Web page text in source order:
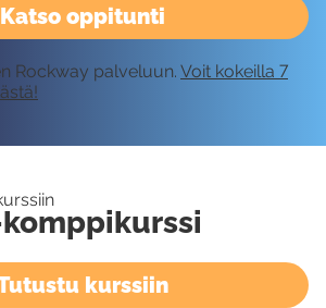
Katso oppitunti
Rockway palveluun. Voit kokeilla 7
kurssiin